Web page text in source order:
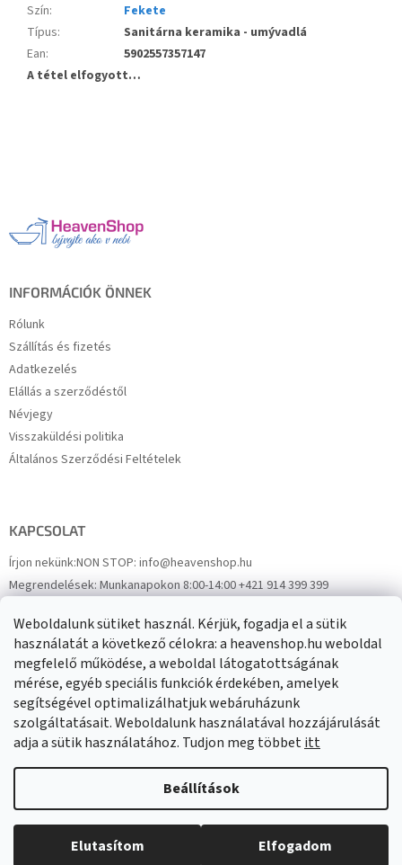
Weboldalunk sütiket használ. Kérjük, fogadja el a sütik
használatát a következő célokra: a heavenshop.hu weboldal
megfelelő működése, a weboldal látogatottságának
mérése, egyéb speciális funkciók érdekében, amelyek
segítségével optimalizálhatjuk webáruházunk
szolgáltatásait. Weboldalunk használatával hozzájárulását
adja a sütik használatához. Tudjon meg többetitt
Beállítások
Elutasítom Elfogadom
Szín:
Fekete
Típus:
Sanitárna keramika - umývadlá
Ean:
5902557357147
A tétel elfogyott…
INFORMÁCIÓK ÖNNEK
Rólunk
Szállítás és fizetés
Adatkezelés
Elállás a szerződéstől
Névjegy
Visszaküldési politika
Általános Szerződési Feltételek
KAPCSOLAT
Írjon nekünk:NON STOP: info@heavenshop.hu
Megrendelések:Munkanapokon 8:00-14:00 +421 914 399 399
FacebookHeavenShop.sk
Eredményeink